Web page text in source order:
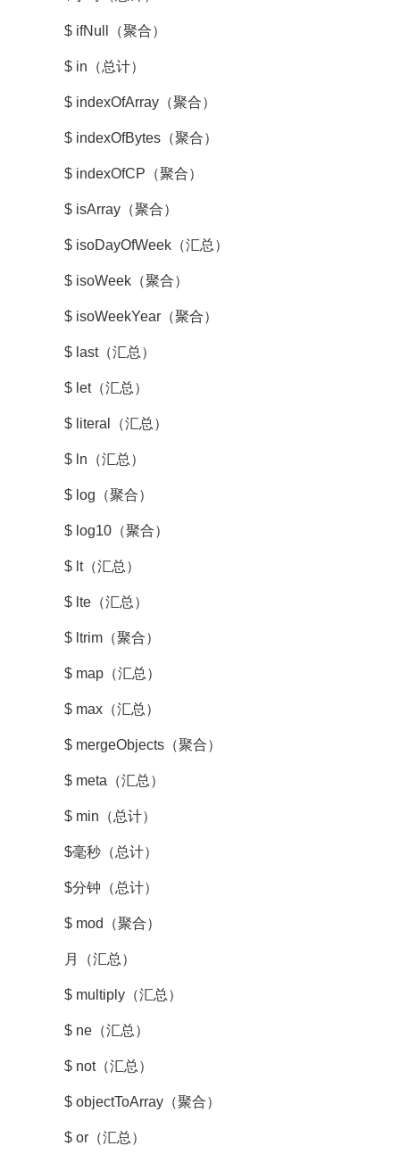
$ ifNull（聚合）
$ in（总计）
$ indexOfArray（聚合）
$ indexOfBytes（聚合）
$ indexOfCP（聚合）
$ isArray（聚合）
$ isoDayOfWeek（汇总）
$ isoWeek（聚合）
$ isoWeekYear（聚合）
$ last（汇总）
$ let（汇总）
$ literal（汇总）
$ ln（汇总）
$ log（聚合）
$ log10（聚合）
$ lt（汇总）
$ lte（汇总）
$ ltrim（聚合）
$ map（汇总）
$ max（汇总）
$ mergeObjects（聚合）
$ meta（汇总）
$ min（总计）
$毫秒（总计）
$分钟（总计）
$ mod（聚合）
月（汇总）
$ multiply（汇总）
$ ne（汇总）
$ not（汇总）
$ objectToArray（聚合）
$ or（汇总）